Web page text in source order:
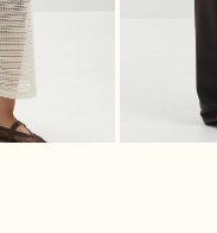
экстремистской
персональных данных